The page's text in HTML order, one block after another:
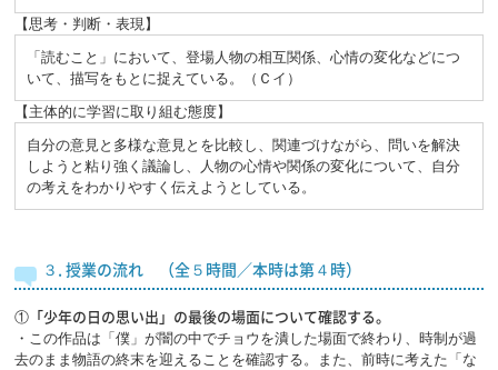
【思考・判断・表現】
「読むこと」において、登場人物の相互関係、心情の変化などにつ
いて、描写をもとに捉えている。（Ｃイ）
【主体的に学習に取り組む態度】
自分の意見と多様な意見とを比較し、関連づけながら、問いを解決
しようと粘り強く議論し、人物の心情や関係の変化について、自分
の考えをわかりやすく伝えようとしている。
３. 授業の流れ （全５時間／本時は第４時）
①「少年の日の思い出」の最後の場面について確認する。
・この作品は「僕」が闇の中でチョウを潰した場面で終わり、時制が過
去のまま物語の終末を迎えることを確認する。また、前時に考えた「な